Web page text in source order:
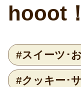
hooot
#スイーツ･
#クッキー･